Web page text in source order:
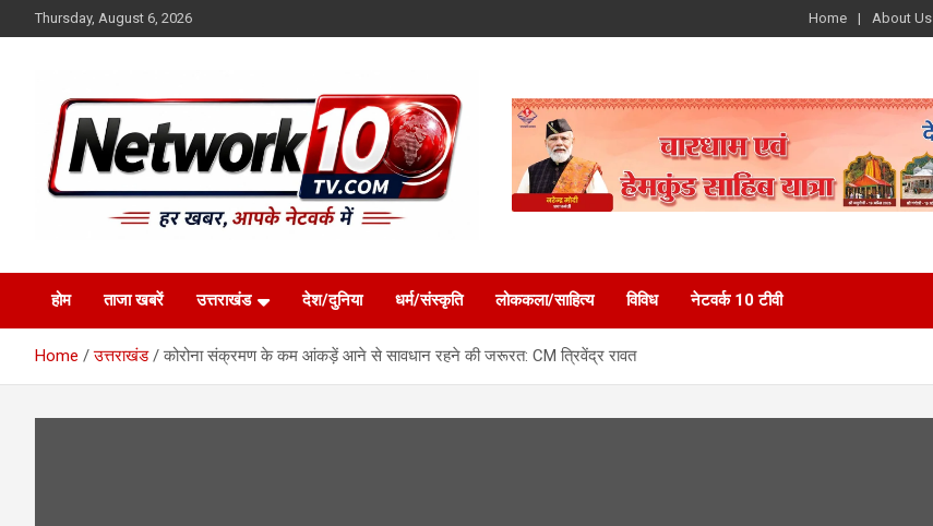
to
Thursday, August 6, 2026 Home About Us
Network10tv
होम ताजा खबरें उत्तराखंड देश/दुनिया धर्म/संस्कृति लोककला/साहित्य विविध नेटवर्क 10 टीवी
Home उत्तराखंड कोरोना संक्रमण के कम आंकड़ें आने से सावधान रहने की जरूरत: CM त्रिवेंद्र रावत